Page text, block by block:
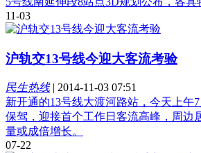
11-03
沪轨交13号线今迎大客流考验
民生热线| 2014-11-03 07:51
新开通的13号线大渡河路站，今天上午
保驾，迎接首个工作日客流高峰，周边
量或成倍增长。
07-22